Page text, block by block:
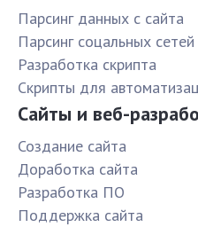
Парсинг данных с сайта
Парсинг соцальных сетей
Разработка скрипта
Скрипты для
Сайты и веб-
Создание сайта
Доработка сайта
Разработка ПО
Поддержка сайта